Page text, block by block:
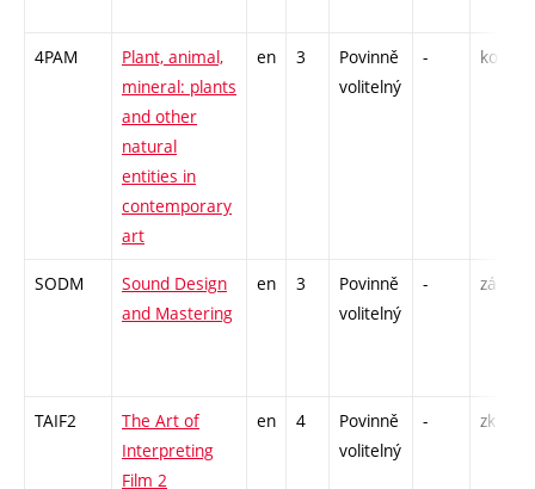
4PAM
Plant, animal,
mineral: plants
and other
natural
entities in
contemporary
art
en 3
Povinně
volitelný
- kol
SODM
Sound Design
and Mastering
en 3
Povinně
volitelný
- zá
TAIF2
The Art of
Interpreting
Film 2
en 4
Povinně
volitelný
- zk